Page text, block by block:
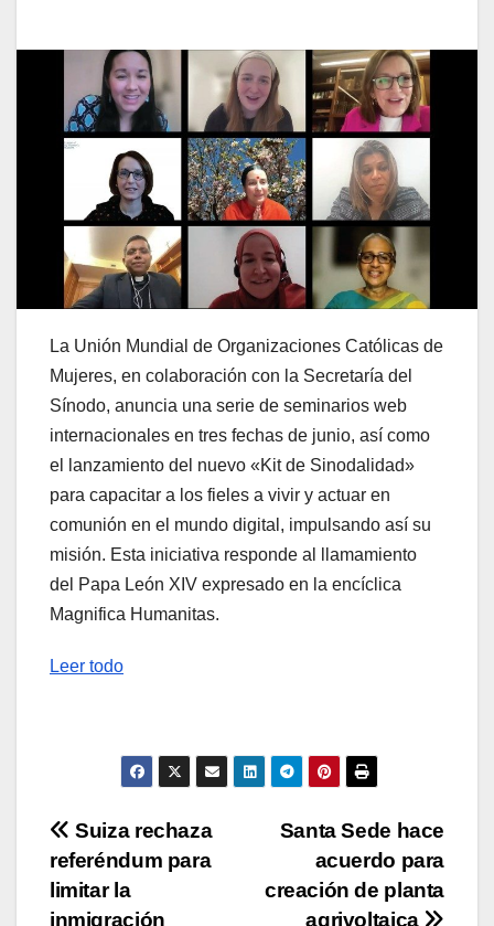
La Unión Mundial de Organizaciones Católicas de
Mujeres, en colaboración con la Secretaría del
Sínodo, anuncia una serie de seminarios web
internacionales en tres fechas de junio, así como
el lanzamiento del nuevo «Kit de Sinodalidad»
para capacitar a los fieles a vivir y actuar en
comunión en el mundo digital, impulsando así su
misión. Esta iniciativa responde al llamamiento
del Papa León XIV expresado en la encíclica
Magnifica Humanitas.
Leer todo
Navegación
de
Santa Sede hace
acuerdo para
creación de planta
agrivoltaica
Suiza rechaza
referéndum para
limitar la
inmigración